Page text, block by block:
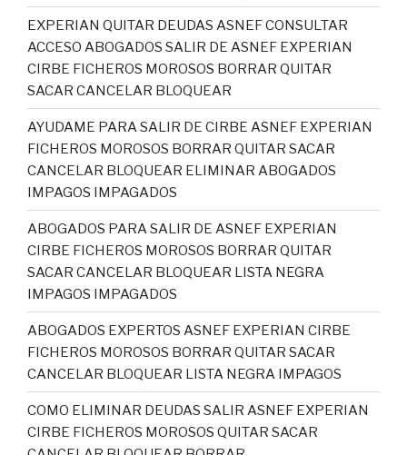
EXPERIAN QUITAR DEUDAS ASNEF CONSULTAR
ACCESO ABOGADOS SALIR DE ASNEF EXPERIAN
CIRBE FICHEROS MOROSOS BORRAR QUITAR
SACAR CANCELAR BLOQUEAR
AYUDAME PARA SALIR DE CIRBE ASNEF EXPERIAN
FICHEROS MOROSOS BORRAR QUITAR SACAR
CANCELAR BLOQUEAR ELIMINAR ABOGADOS
IMPAGOS IMPAGADOS
ABOGADOS PARA SALIR DE ASNEF EXPERIAN
CIRBE FICHEROS MOROSOS BORRAR QUITAR
SACAR CANCELAR BLOQUEAR LISTA NEGRA
IMPAGOS IMPAGADOS
ABOGADOS EXPERTOS ASNEF EXPERIAN CIRBE
FICHEROS MOROSOS BORRAR QUITAR SACAR
CANCELAR BLOQUEAR LISTA NEGRA IMPAGOS
COMO ELIMINAR DEUDAS SALIR ASNEF EXPERIAN
CIRBE FICHEROS MOROSOS QUITAR SACAR